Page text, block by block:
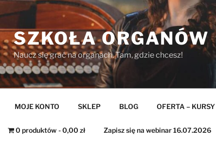
SZKOŁA ORGANÓW
Naucz się grać na organach. Tam, gdzie chcesz!
MOJE KONTO SKLEP BLOG OFERTA – KURSY
0 produktów 0,00 zł Zapisz się na webinar 16.07.2026